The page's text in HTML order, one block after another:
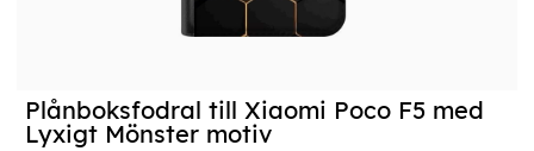
Plånboksfodral till Xiaomi Poco F5 med
Lyxigt Mönster motiv